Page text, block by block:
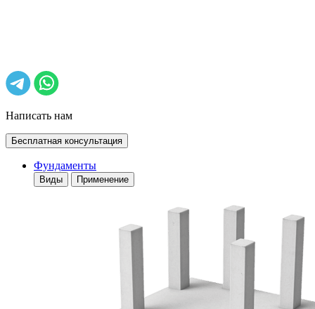
Написать нам
Бесплатная консультация
Фундаменты
Виды Применение